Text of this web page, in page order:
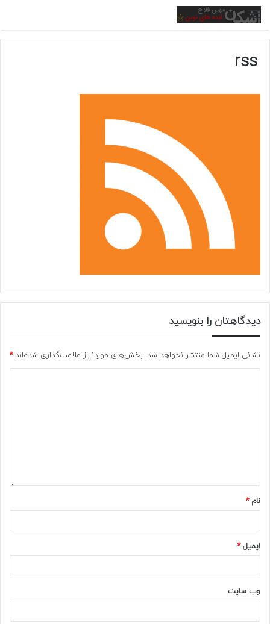
منو
rss
دیدگاهتان را بنویسید
نشانی ایمیل شما منتشر نخواهد شد. بخش‌های موردنیاز علامت‌گذاری شده‌اند*
نام*
ایمیل*
وب‌ سایت